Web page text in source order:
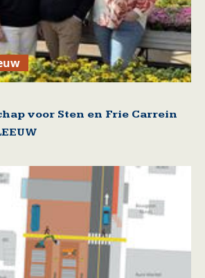
voor Sten en Frie Carrein